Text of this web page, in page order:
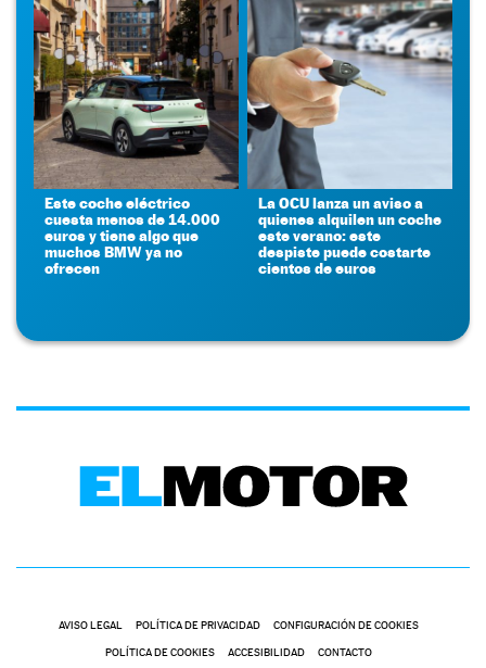
Este coche eléctrico
cuesta menos de 14.000
euros y tiene algo que
muchos BMW ya no
ofrecen
La OCU lanza un aviso a
quienes alquilen un coche
este verano: este
despiste puede costarte
cientos de euros
AVISO LEGAL POLÍTICA DE PRIVACIDAD CONFIGURACIÓN DE COOKIES
POLÍTICA DE COOKIES ACCESIBILIDAD CONTACTO